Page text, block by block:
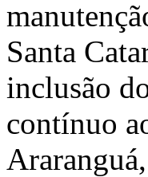
Santa
inclusão
contínuo